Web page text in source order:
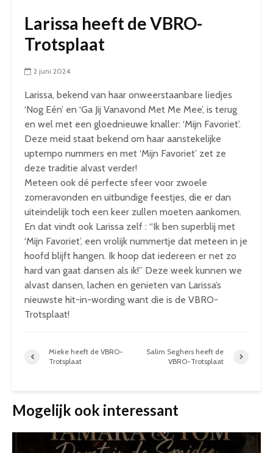
Larissa heeft de VBRO-
Trotsplaat
2 juni 2024
Larissa, bekend van haar onweerstaanbare liedjes
‘Nog Eén’ en ‘Ga Jij Vanavond Met Me Mee’, is terug
en wel met een gloednieuwe knaller: ‘Mijn Favoriet’.
Deze meid staat bekend om haar aanstekelijke
uptempo nummers en met ‘Mijn Favoriet’ zet ze
deze traditie alvast verder!
Meteen ook dé perfecte sfeer voor zwoele
zomeravonden en uitbundige feestjes, die er dan
uiteindelijk toch een keer zullen moeten aankomen.
En dat vindt ook Larissa zelf : “Ik ben superblij met
‘Mijn Favoriet’, een vrolijk nummertje dat meteen in je
hoofd blijft hangen. Ik hoop dat iedereen er net zo
hard van gaat dansen als ik!” Deze week kunnen we
alvast dansen, lachen en genieten van Larissa’s
nieuwste hit-in-wording want die is de VBRO-
Trotsplaat!
Mieke heeft de VBRO-
Trotsplaat
Salim Seghers heeft de
VBRO-Trotsplaat
Mogelijk ook interessant